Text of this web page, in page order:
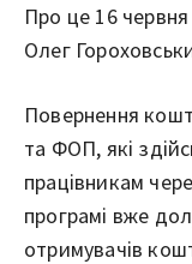
Про це 16 червня
Олег
Повернення
та ФОП, які
працівникам
програмі вже
отримувачів